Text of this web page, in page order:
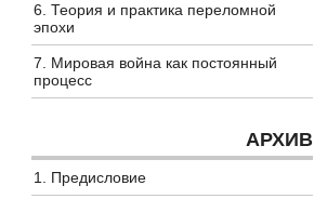
6. Теория и практика переломной
эпохи
7. Мировая война как постоянный
процесс
АРХИВ
1. Предисловие